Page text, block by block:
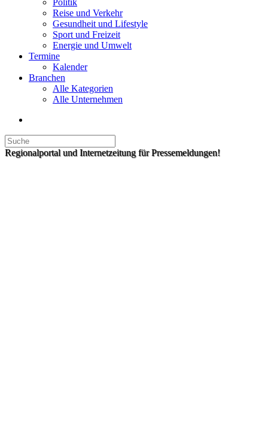
Politik
Reise und Verkehr
Gesundheit und Lifestyle
Sport und Freizeit
Energie und Umwelt
Termine
Kalender
Branchen
Alle Kategorien
Alle Unternehmen
Regionalportal und Internetzeitung für Pressemeldungen!